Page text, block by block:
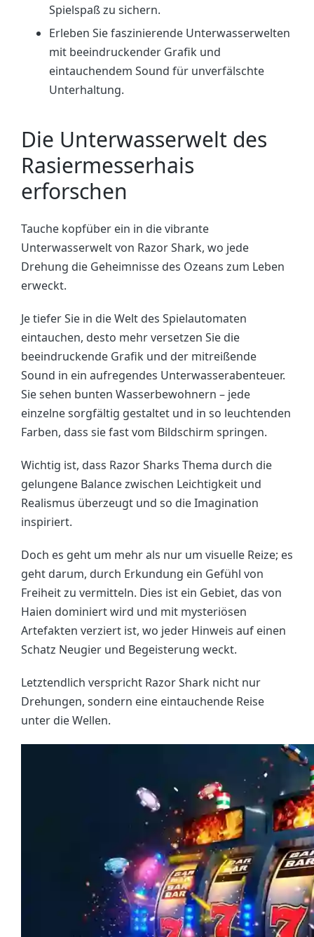
Spielspaß zu sichern.
Erleben Sie faszinierende Unterwasserwelten
mit beeindruckender Grafik und
eintauchendem Sound für unverfälschte
Unterhaltung.
Die Unterwasserwelt des
Rasiermesserhais
erforschen
Tauche kopfüber ein in die vibrante
Unterwasserwelt von Razor Shark, wo jede
Drehung die Geheimnisse des Ozeans zum Leben
erweckt.
Je tiefer Sie in die Welt des Spielautomaten
eintauchen, desto mehr versetzen Sie die
beeindruckende Grafik und der mitreißende
Sound in ein aufregendes Unterwasserabenteuer.
Sie sehen bunten Wasserbewohnern – jede
einzelne sorgfältig gestaltet und in so leuchtenden
Farben, dass sie fast vom Bildschirm springen.
Wichtig ist, dass Razor Sharks Thema durch die
gelungene Balance zwischen Leichtigkeit und
Realismus überzeugt und so die Imagination
inspiriert.
Doch es geht um mehr als nur um visuelle Reize; es
geht darum, durch Erkundung ein Gefühl von
Freiheit zu vermitteln. Dies ist ein Gebiet, das von
Haien dominiert wird und mit mysteriösen
Artefakten verziert ist, wo jeder Hinweis auf einen
Schatz Neugier und Begeisterung weckt.
Letztendlich verspricht Razor Shark nicht nur
Drehungen, sondern eine eintauchende Reise
unter die Wellen.